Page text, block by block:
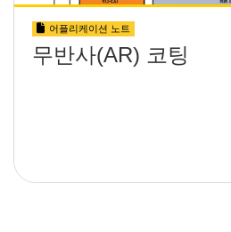
어플리케이션 노트
무반사(AR) 코팅